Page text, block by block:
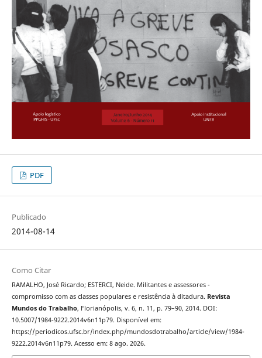
PDF
Publicado
2014-08-14
Como Citar
RAMALHO, José Ricardo; ESTERCI, Neide. Militantes e assessores -
compromisso com as classes populares e resistência à ditadura. Revista
Mundos do Trabalho, Florianópolis, v. 6, n. 11, p. 79–90, 2014. DOI:
10.5007/1984-9222.2014v6n11p79. Disponível em:
https://periodicos.ufsc.br/index.php/mundosdotrabalho/article/view/1984-
9222.2014v6n11p79. Acesso em: 8 ago. 2026.